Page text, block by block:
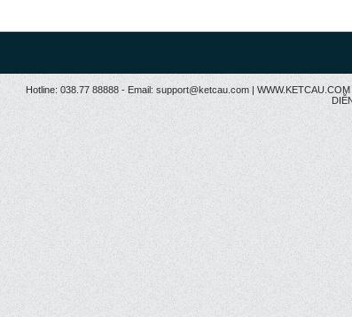
Hotline: 038.77 88888 - Email: support@ketcau.com |